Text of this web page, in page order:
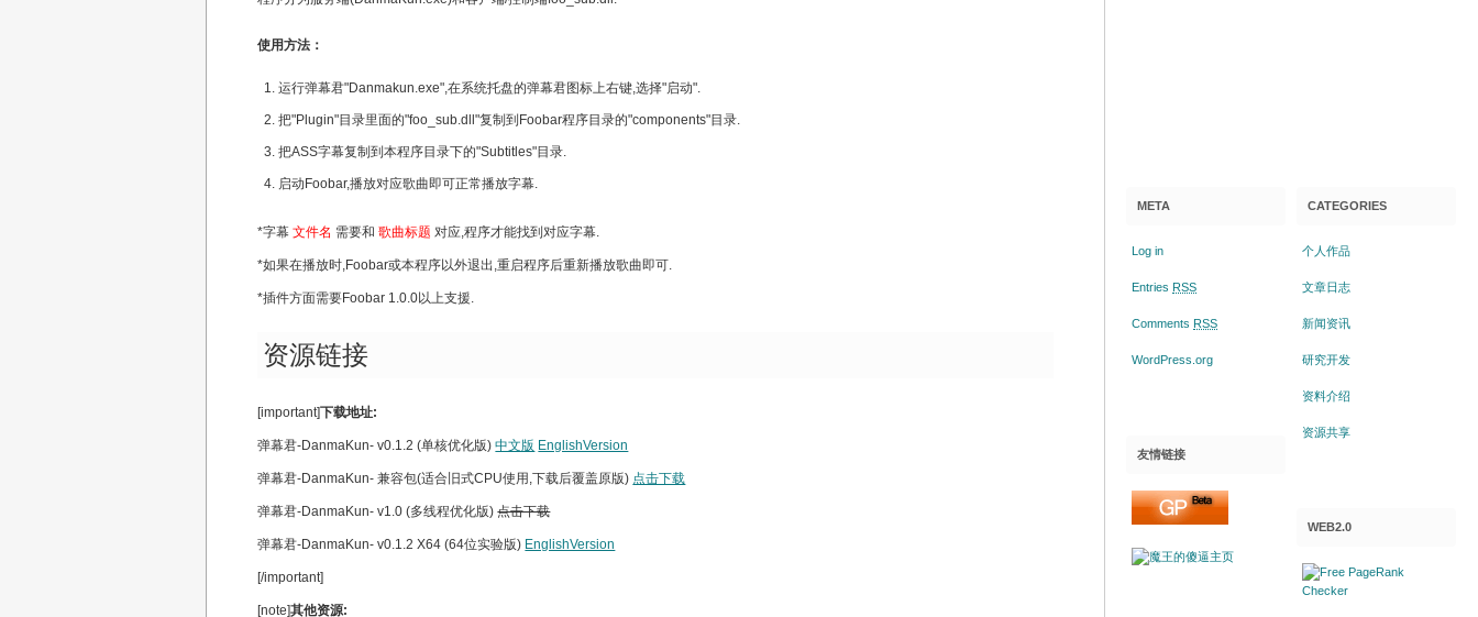
使用方法：
运行弹幕君"Danmakun.exe",在系统托盘的弹幕君图标上右键,选择"启动".
把"Plugin"目录里面的"foo_sub.dll"复制到Foobar程序目录的"components"目录.
把ASS字幕复制到本程序目录下的"Subtitles"目录.
启动Foobar,播放对应歌曲即可正常播放字幕.
*字幕文件名 需要和歌曲标题 对应,程序才能找到对应字幕.
*如果在播放时,Foobar或本程序以外退出,重启程序后重新播放歌曲即可.
*插件方面需要Foobar 1.0.0以上支援.
资源链接
[important]下载地址:
弹幕君-DanmaKun- v0.1.2 (单核优化版)中文版 EnglishVersion
弹幕君-DanmaKun- 兼容包(适合旧式CPU使用,下载后覆盖原版) 点击下载
弹幕君-DanmaKun- v1.0 (多线程优化版)点击下载
弹幕君-DanmaKun- v0.1.2 X64 (64位实验版) EnglishVersion
[/important]
[note]其他资源:
META
Log in
Entries RSS
Comments RSS
WordPress.org
友情链接
CATEGORIES
个人作品
文章日志
新闻资讯
研究开发
资料介绍
资源共享
WEB2.0